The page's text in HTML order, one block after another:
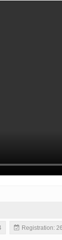
Registration: